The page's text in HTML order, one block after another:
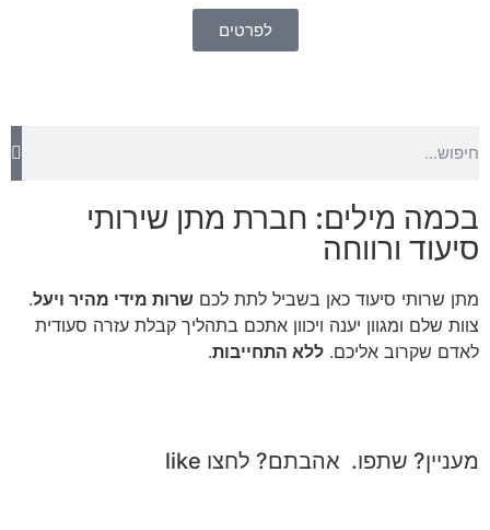
לפרטים
בכמה מילים: חברת מתן שירותי
סיעוד ורווחה
מתן שרותי סיעוד כאן בשביל לתת לכם שרות מידי מהיר ויעל.
צוות שלם ומגוון יענה ויכוון אתכם בתהליך קבלת עזרה סעודית
לאדם שקרוב אליכם. ללא התחייבות.
מעניין? שתפו. אהבתם? לחצו like